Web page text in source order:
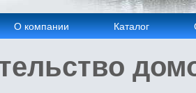
О компании Каталог